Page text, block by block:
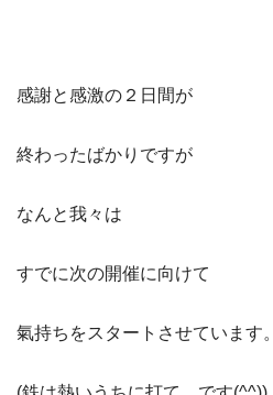
感謝と感激の２日間が
終わったばかりですが
なんと我々は
すでに次の開催に向けて
氣持ちをスタートさせています。